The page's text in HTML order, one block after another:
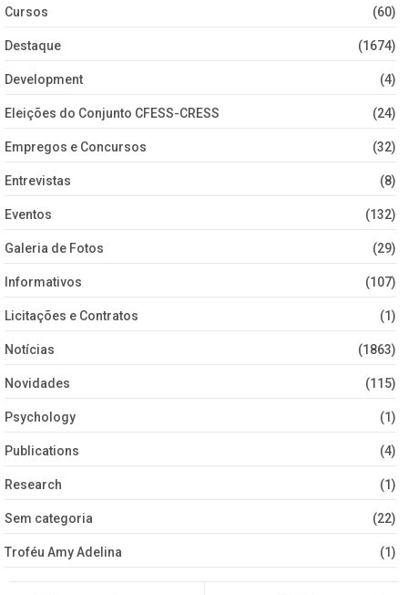
Cursos (60)
Destaque (1674)
Development (4)
Eleições do Conjunto CFESS-CRESS (24)
Empregos e Concursos (32)
Entrevistas (8)
Eventos (132)
Galeria de Fotos (29)
Informativos (107)
Licitações e Contratos (1)
Notícias (1863)
Novidades (115)
Psychology (1)
Publications (4)
Research (1)
Sem categoria (22)
Troféu Amy Adelina (1)